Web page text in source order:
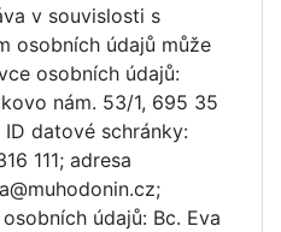
v souvislosti s
osobních údajů může
osobních údajů:
nám. 53/1, 695 35
datové schránky:
111; adresa
údajů: Bc. Eva